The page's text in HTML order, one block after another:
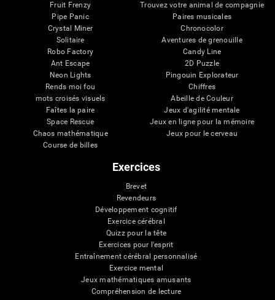
Fruit Frenzy
Pipe Panic
Crystal Miner
Solitaire
Robo Factory
Ant Escape
Neon Lights
Rends moi fou
mots croisés visuels
Faîtes la paire
Space Rescue
Chaos mathématique
Course de billes
Trouvez votre animal de compagnie
Paires musicales
Chronocolor
Aventures de grenouille
Candy Line
2D Puzzle
Pingouin Explorateur
Chiffres
Abeille de Couleur
Jeux d'agilité mentale
Jeux en ligne pour la mémoire
Jeux pour le cerveau
Exercices
Brevet
Revendeurs
Développement cognitif
Exercice cérébral
Quizz pour la tête
Exercices pour l'esprit
Entraînement cérébral personnalisé
Exercice mental
Jeux mathématiques amusants
Compréhension de lecture